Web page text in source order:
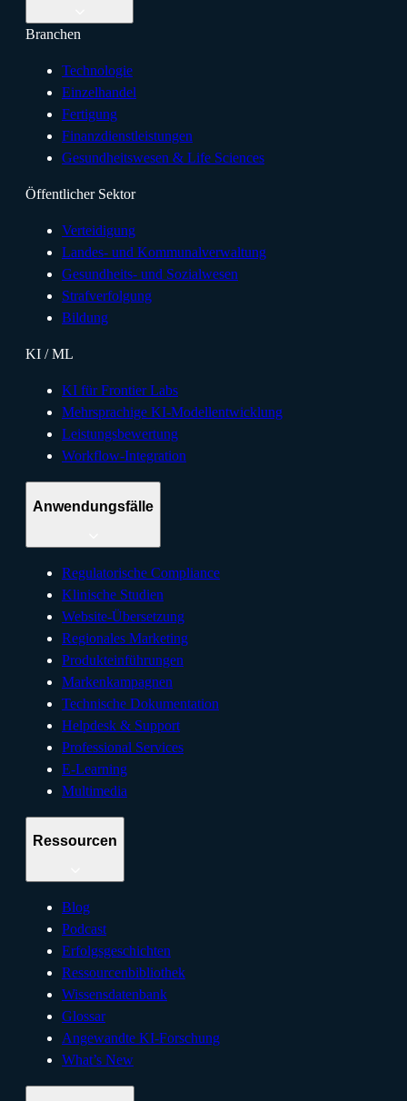
Branchen
Technologie
Einzelhandel
Fertigung
Finanzdienstleistungen
Gesundheitswesen & Life Sciences
Öffentlicher Sektor
Verteidigung
Landes- und Kommunalverwaltung
Gesundheits- und Sozialwesen
Strafverfolgung
Bildung
KI / ML
KI für Frontier Labs
Mehrsprachige KI-Modellentwicklung
Leistungsbewertung
Workflow-Integration
Anwendungsfälle
Regulatorische Compliance
Klinische Studien
Website-Übersetzung
Regionales Marketing
Produkteinführungen
Markenkampagnen
Technische Dokumentation
Helpdesk & Support
Professional Services
E-Learning
Multimedia
Ressourcen
Blog
Podcast
Erfolgsgeschichten
Ressourcenbibliothek
Wissensdatenbank
Glossar
Angewandte KI-Forschung
What’s New